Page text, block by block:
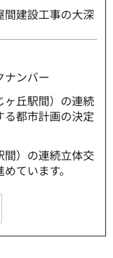
建設工事の大深
ナンバー
ヶ丘駅間）の連続
都市計画の決定
）の連続立体交
ています。